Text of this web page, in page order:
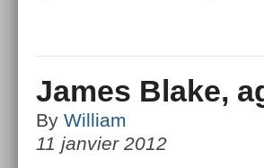
James Blake,
By William
11 janvier 2012